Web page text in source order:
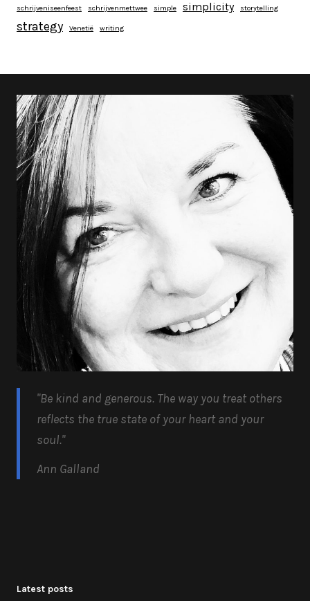
schrijveniseenfeest schrijvenmettwee simple simplicity storytelling
strategy Venetië writing
"Be kind and generous. The way you treat others
reflects the true state of your heart and your
soul."
Ann Galland
Latest posts